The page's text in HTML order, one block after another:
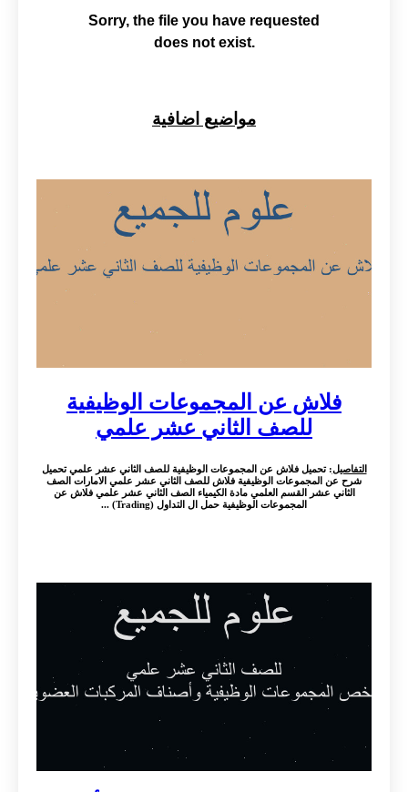
مواضيع اضافية
فلاش عن المجموعات الوظيفية
للصف الثاني عشر علمي
التفاصيل: تحميل فلاش عن المجموعات الوظيفية للصف الثاني عشر علمي تحميل
شرح عن المجموعات الوظيفية فلاش للصف الثاني عشر علمي الامارات الصف
الثاني عشر القسم العلمي مادة الكيمياء الصف الثاني عشر علمي فلاش عن
المجموعات الوظيفية حمل ال التداول (Trading) ...